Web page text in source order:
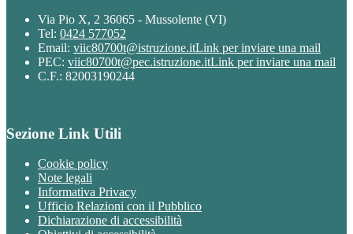
Via Pio X, 2 36065 - Mussolente (VI)
Tel: 0424 577052
Email: viic80700t@istruzione.itLink per inviare una mail
PEC: viic80700t@pec.istruzione.itLink per inviare una mail
C.F.: 82003190244
Sezione Link Utili
Cookie policy
Note legali
Informativa Privacy
Ufficio Relazioni con il Pubblico
Dichiarazione di accessibilità